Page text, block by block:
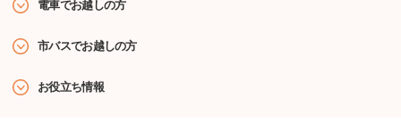
電車でお越しの方
市バスでお越しの方
お役立ち情報